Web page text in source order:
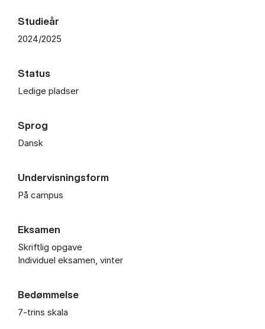
Studieår
2024/2025
Status
Ledige pladser
Sprog
Dansk
Undervisningsform
På campus
Eksamen
Skriftlig opgave
Individuel eksamen, vinter
Bedømmelse
7-trins skala